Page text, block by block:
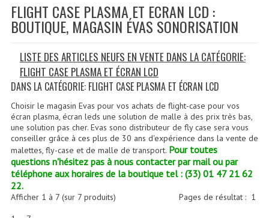
Location De Matériel
Le Matériel D´occasion
Recherche Avancée
Recevoir Nos Promotions
Faire Votre Devis
CATÉGORIES
Sonorisation
Accessoires Pieds Cellules Diamants
Accessoires Enceintes
FLIGHT CASE PLASMA ET ECRAN LCD :
BOUTIQUE, MAGASIN ÉVAS SONORISATION
LISTE DES ARTICLES NEUFS EN VENTE DANS LA CATÉGORIE:
FLIGHT CASE PLASMA ET ÉCRAN LCD
DANS LA CATÉGORIE: FLIGHT CASE PLASMA ET ÉCRAN LCD
Choisir le magasin Evas pour vos achats de flight-case pour vos
écran plasma, écran leds une solution de malle à des prix très bas,
une solution pas cher. Evas sono distributeur de fly case sera vous
conseiller grâce à ces plus de 30 ans d'expérience dans la vente de
malettes, fly-case et de malle de transport. Pour toutes
questions n'hésitez pas à nous contacter par mail ou par
téléphone aux horaires de la boutique tel : (33) 01 47 21 62
22.
Pages de résultat : 1
Afficher 1 à 7(sur 7produits)